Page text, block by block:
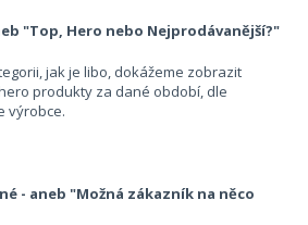
"Top, Hero nebo Nejprodávanější?"
jak je libo, dokážeme zobrazit
produkty za dané období, dle
výrobce.
- aneb "Možná zákazník na něco